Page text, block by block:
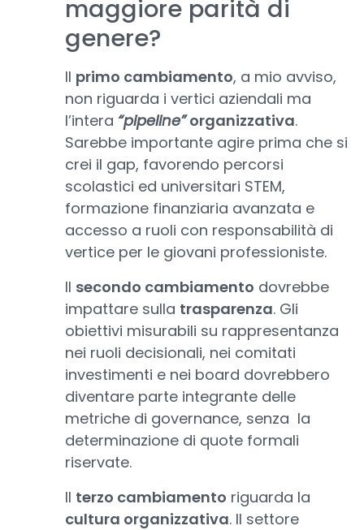
maggiore parità di
genere?
Il primo cambiamento, a mio avviso,
non riguarda i vertici aziendali ma
l’intera “pipeline”organizzativa.
Sarebbe importante agire prima che si
crei il gap, favorendo percorsi
scolastici ed universitari STEM,
formazione finanziaria avanzata e
accesso a ruoli con responsabilità di
vertice per le giovani professioniste.
Il secondo cambiamento dovrebbe
impattare sulla trasparenza. Gli
obiettivi misurabili su rappresentanza
nei ruoli decisionali, nei comitati
investimenti e nei board dovrebbero
diventare parte integrante delle
metriche di governance, senza la
determinazione di quote formali
riservate.
Il terzo cambiamento riguarda la
cultura organizzativa. Il settore